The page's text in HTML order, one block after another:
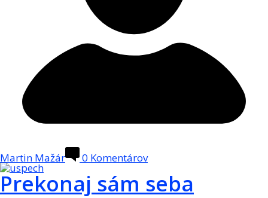
Martin Mažár 0 Komentárov
Prekonaj sám seba